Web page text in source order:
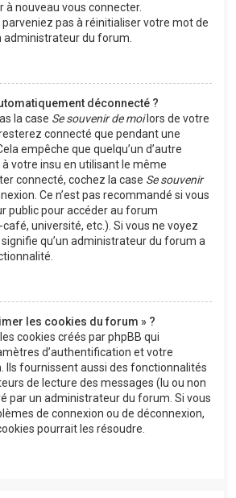
à nouveau vous connecter.
pas à réinitialiser votre mot de
administrateur du forum.
déconnecté ?
la case Se souvenir de moilors de votre
connecté que pendant une
empêche que quelqu’un d’autre
votre insu en utilisant le même
connecté, cochez la case Se souvenir
Ce n’est pas recommandé si vous
public pour accéder au forum
université, etc.). Si vous ne voyez
qu’un administrateur du forum a
les cookies du forum » ?
cookies créés par phpBB qui
d’authentification et votre
Ils fournissent aussi des fonctionnalités
de lecture des messages (lu ou non
par un administrateur du forum. Si vous
de connexion ou de déconnexion,
pourrait les résoudre.